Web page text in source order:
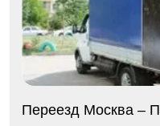
Переезд Москва –